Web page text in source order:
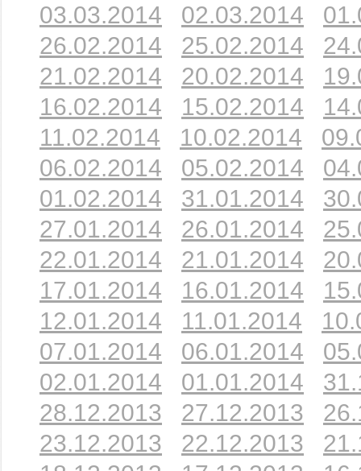
03.03.2014
02.03.2014
26.02.2014
25.02.2014
21.02.2014
20.02.2014
16.02.2014
15.02.2014
11.02.2014
10.02.2014
06.02.2014
05.02.2014
01.02.2014
31.01.2014
27.01.2014
26.01.2014
22.01.2014
21.01.2014
17.01.2014
16.01.2014
12.01.2014
11.01.2014
07.01.2014
06.01.2014
02.01.2014
01.01.2014
28.12.2013
27.12.2013
23.12.2013
22.12.2013